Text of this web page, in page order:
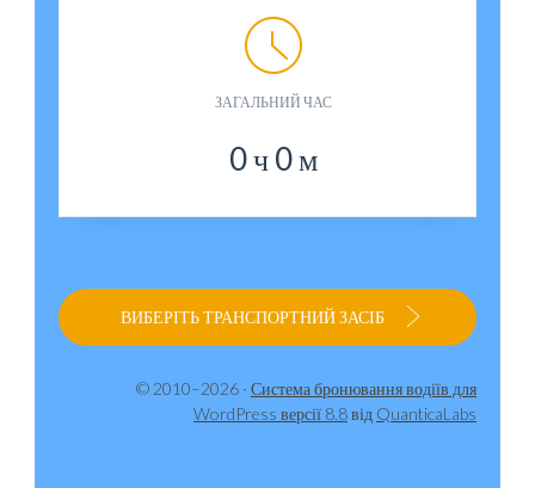
ЗАГАЛЬНИЙ ЧАС
0ч0м
ВИБЕРІТЬ ТРАНСПОРТНИЙ ЗАСІБ
© 2010–2026 · Система бронювання водіїв для
WordPress версії 8.8від QuanticaLabs